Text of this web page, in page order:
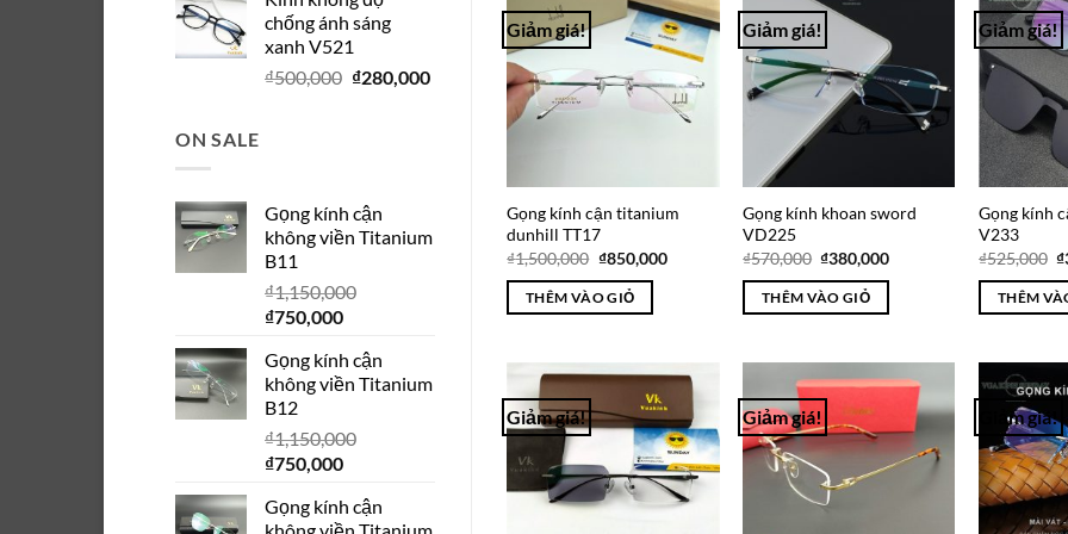
₫280,000.
₫150,000.
chống ánh sáng
xanh V521
₫500,000 Giá
₫280,000Giá
ON SALE
Gọng kính cận
không viền Titanium
B11
₫1,150,000
Giá
là:
₫1,150,000.
₫750,000Giá
tại
là:
Gọng kính cận
không viền Titanium
B12
₫1,150,000
Giá
là:
₫750,000Giá
tại
Gọng kính cận
không viền Titanium
Giảm giá!
Add to
Wishlist
Gọng kính cận titanium
dunhill TT17
₫1,500,000 Giá
là:
₫1,500,000.
₫850,000Giá
THÊM VÀO GIỎ
Giảm giá!
Add to
Wishlist
Gọng kính khoan sword
VD225
₫570,000 Giá
là:
₫570,000.
₫380,000Giá
THÊM VÀO GIỎ
Giảm giá!
Gọng kính
V233
₫525,000 ₫
THÊM
Giảm giá!
Add to
Wishlist
Giảm giá!
Add to
Wishlist
Giảm giá!